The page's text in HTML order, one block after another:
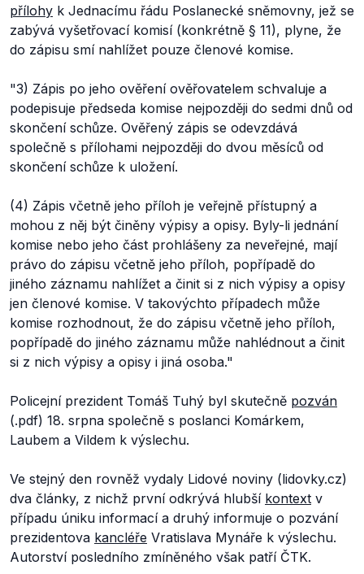
přílohy k Jednacímu řádu Poslanecké sněmovny, jež se
zabývá vyšetřovací komisí (konkrétně § 11), plyne, že
do zápisu smí nahlížet pouze členové komise.
"3) Zápis po jeho ověření ověřovatelem schvaluje a
podepisuje předseda komise nejpozději do sedmi dnů od
skončení schůze. Ověřený zápis se odevzdává
společně s přílohami nejpozději do dvou měsíců od
skončení schůze k uložení.
(4) Zápis včetně jeho příloh je veřejně přístupný a
mohou z něj být činěny výpisy a opisy. Byly-li jednání
komise nebo jeho část prohlášeny za neveřejné, mají
právo do zápisu včetně jeho příloh, popřípadě do
jiného záznamu nahlížet a činit si z nich výpisy a opisy
jen členové komise. V takovýchto případech může
komise rozhodnout, že do zápisu včetně jeho příloh,
popřípadě do jiného záznamu může nahlédnout a činit
si z nich výpisy a opisy i jiná osoba."
Policejní prezident Tomáš Tuhý byl skutečně pozván
(.pdf) 18. srpna společně s poslanci Komárkem,
Laubem a Vildem k výslechu.
Ve stejný den rovněž vydaly Lidové noviny (lidovky.cz)
dva články, z nichž první odkrývá hlubší kontext v
případu úniku informací a druhý informuje o pozvání
prezidentova kancléře Vratislava Mynáře k výslechu.
Autorství posledního zmíněného však patří ČTK.